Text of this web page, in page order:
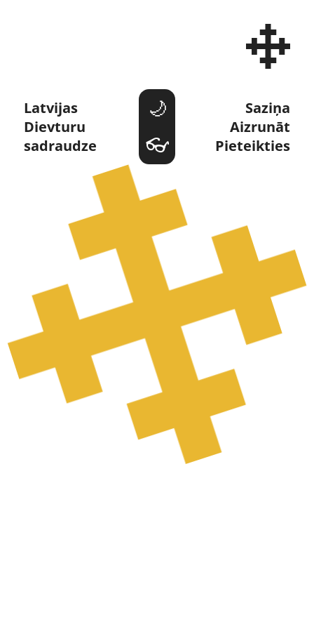
Dievturi un Dievturība
Latvijas
Dievturu
sadraudze
Saziņa
Aizrunāt
Pieteikties